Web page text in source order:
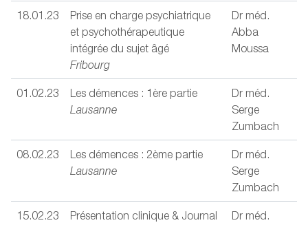
18.01.23
Prise en charge psychiatrique
et psychothérapeutique
intégrée du sujet âgé
Fribourg
Dr méd.
Abba
Moussa
01.02.23
Les démences : 1ère partie
Lausanne
Dr méd.
Serge
Zumbach
08.02.23
Les démences : 2ème partie
Lausanne
Dr méd.
Serge
Zumbach
15.02.23
Présentation clinique & Journal
Dr méd.